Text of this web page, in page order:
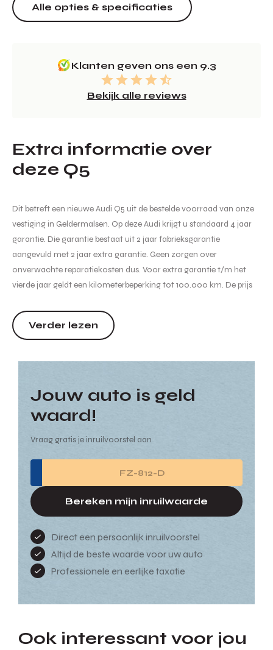
Alle opties & specificaties
Klanten geven ons een 9.3
Bekijk alle reviews
Extra informatie over
deze Q5
Dit betreft een nieuwe Audi Q5 uit de bestelde voorraad van onze
vestiging in Geldermalsen. Op deze Audi krijgt u standaard 4 jaar
garantie. Die garantie bestaat uit 2 jaar fabrieksgarantie
aangevuld met 2 jaar extra garantie. Geen zorgen over
onverwachte reparatiekosten dus. Voor extra garantie t/m het
vierde jaar geldt een kilometerbeperking tot 100.000 km. De prijs
recyclingbijdrage en leges. Er is mogelijk extra inruilpremie van...
Verder lezen
Jouw auto is geld
waard!
Vraag gratis je inruilvoorstel aan
Bereken mijn inruilwaarde
Direct een persoonlijk inruilvoorstel
Altijd de beste waarde voor uw auto
Professionele en eerlijke taxatie
Ook interessant voor jou